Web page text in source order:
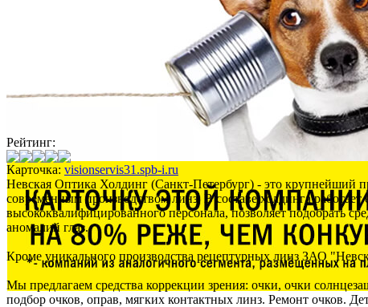
Рейтинг:
Карточка: visionservis31.spb-i.ru
Невская Оптика Холдинг (Санкт-Петербург) - это крупнейший
современным производством линз. В составе холдинга
высококвалифицированного персонала, позволяет подобрать
аномалий глаз.
Кроме уникального производства рецептурных линз ЗАО
Мы предлагаем средства коррекции зрения: очки, очки
подбор очков, оправ, мягких контактных линз. Ремонт очков.